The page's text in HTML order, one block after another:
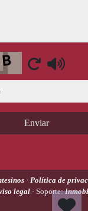
Enviar
· Política de
legal · Soporte: